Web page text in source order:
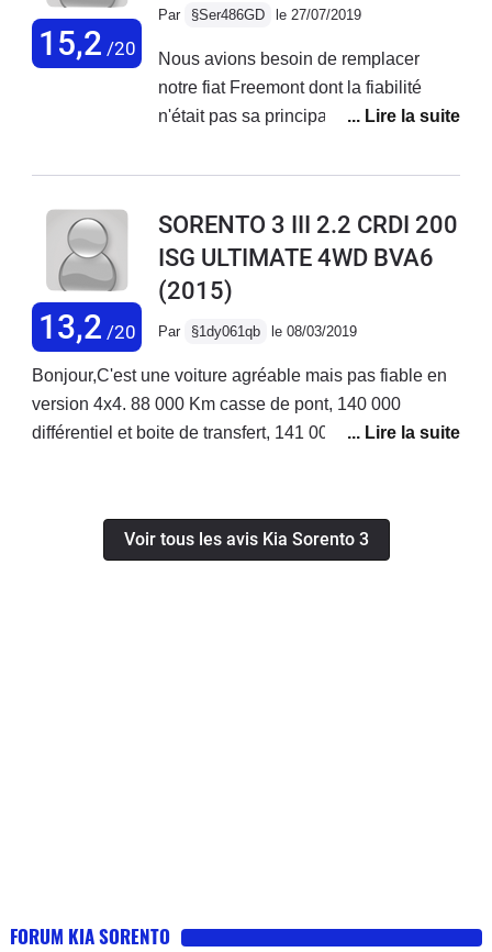
5 places et rabattre les sièges arrière permet de
transporter un dressing Ikea de 2m de haut.
15,2 /20
Par §Ser486GD le 27/07/2019
Nous avions besoin de remplacer
notre fiat Freemont dont la fiabilité
n'était pas sa principale qualité.
heureux propriétaires d'un très rare
bonheur à conduire pour les grandes
échappées belles et c'est l'usage que
nous lui avons destiné. Consommation
d'habilitabilité pour toute la famille, de
la puissance et bcp desouplesse, la
boîte très agréable à manier et une
fonction 4x4 impeccable pour le tous
recommander sans hésitation.
13,2 /20
SORENTO 3 III 2.2 CRDI 200
ISG ULTIMATE 4WD BVA6
(2015)
Par §1dy061qb le 08/03/2019
Bonjour,C'est une voiture agréable mais pas fiable en
version 4x4. 88 000 Km casse de pont, 140 000
différentiel et boite de transfert, 141 000 boite de
France se renvoient la patate chaude. Je ne parle que
des grosses interventions, car il y en a eu d'autres. Ce
Voir tous les avis Kia Sorento 3
FORUM KIA SORENTO